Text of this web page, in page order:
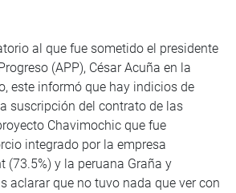
al que fue sometido el presidente
(APP), César Acuña en la
este informó que hay indicios de
suscripción del contrato de las
Chavimochic que fue
integrado por la empresa
(73.5%) y la peruana Graña y
aclarar que no tuvo nada que ver con